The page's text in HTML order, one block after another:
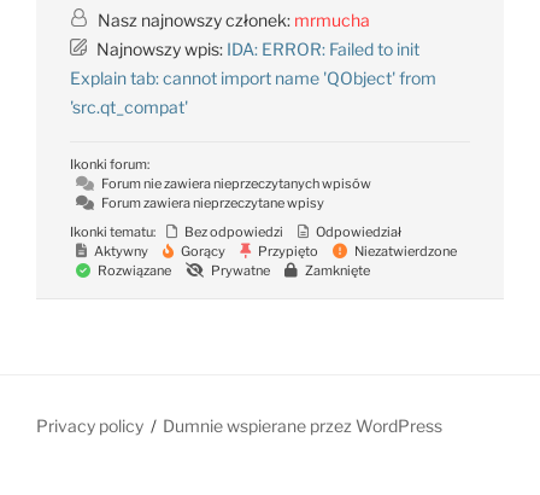
Nasz najnowszy członek: mrmucha
Najnowszy wpis: IDA: ERROR: Failed to init
Explain tab: cannot import name 'QObject' from
'src.qt_compat'
Ikonki forum:
Forum nie zawiera nieprzeczytanych wpisów
Forum zawiera nieprzeczytane wpisy
Ikonki tematu:
Bez odpowiedzi
Odpowiedział
Aktywny
Gorący Przypięto
Niezatwierdzone
Rozwiązane
Prywatne Zamknięte
Privacy policy Dumnie wspierane przez WordPress